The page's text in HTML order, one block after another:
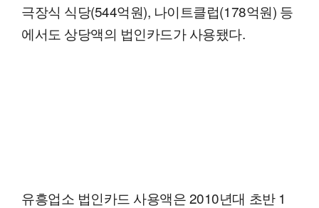
극장식 식당(544억원), 나이트클럽(178억원) 등
에서도 상당액의 법인카드가 사용됐다.
유흥업소 법인카드 사용액은 2010년대 초반 1